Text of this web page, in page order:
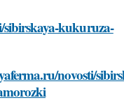
sibirskaya-kukuruza-
novosti/